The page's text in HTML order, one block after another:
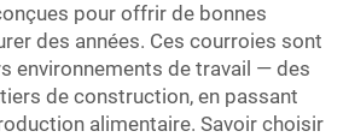
pour offrir de bonnes
des années. Ces courroies sont
environnements de travail — des
de construction, en passant
alimentaire. Savoir choisir